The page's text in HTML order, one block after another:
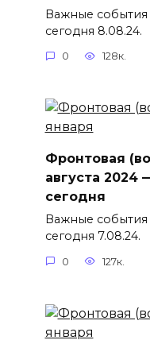
Важные
сегодня 8.08.24.
0 128к.
Фронтовая
августа 2024
сегодня
Важные
сегодня 7.08.24.
0 127к.